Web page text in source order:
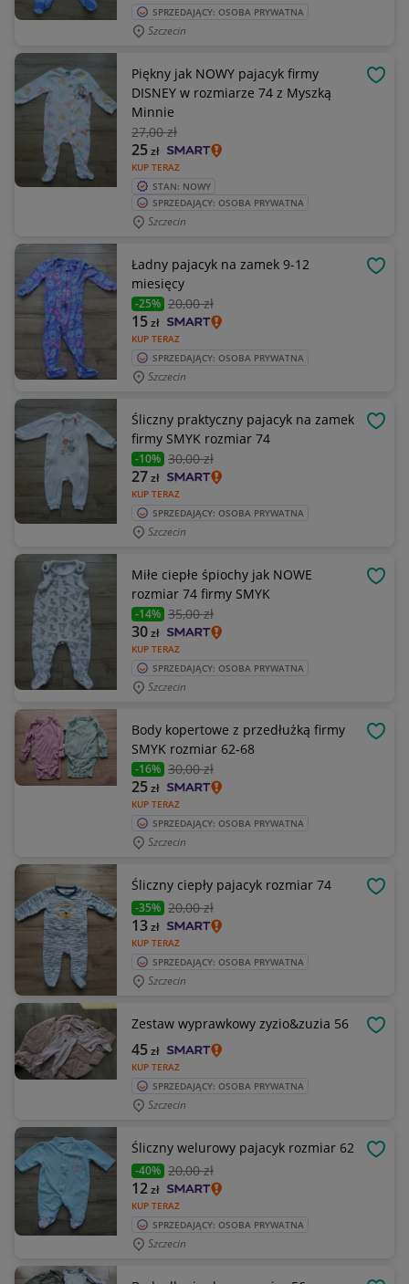
SPRZEDAJĄCY: OSOBA PRYWATNA
Szczecin
Piękny jak NOWY pajacyk firmy
DISNEY w rozmiarze 74 z Myszką
Minnie
27,00 zł
KUP TERAZ
25zł
STAN: NOWY
SPRZEDAJĄCY: OSOBA PRYWATNA
Szczecin
Ładny pajacyk na zamek 9-12
miesięcy
-25% 20,00 zł
KUP TERAZ
15zł
SPRZEDAJĄCY: OSOBA PRYWATNA
Szczecin
Śliczny praktyczny pajacyk na zamek
firmy SMYK rozmiar 74
-10% 30,00 zł
KUP TERAZ
27zł
SPRZEDAJĄCY: OSOBA PRYWATNA
Szczecin
Miłe ciepłe śpiochy jak NOWE
rozmiar 74 firmy SMYK
-14% 35,00 zł
KUP TERAZ
30zł
SPRZEDAJĄCY: OSOBA PRYWATNA
Szczecin
Body kopertowe z przedłużką firmy
SMYK rozmiar 62-68
-16% 30,00 zł
KUP TERAZ
25zł
SPRZEDAJĄCY: OSOBA PRYWATNA
Szczecin
Śliczny ciepły pajacyk rozmiar 74
-35% 20,00 zł
KUP TERAZ
13zł
SPRZEDAJĄCY: OSOBA PRYWATNA
Szczecin
Zestaw wyprawkowy zyzio&zuzia 56
KUP TERAZ
45zł
SPRZEDAJĄCY: OSOBA PRYWATNA
Szczecin
Śliczny welurowy pajacyk rozmiar 62
-40% 20,00 zł
KUP TERAZ
12zł
SPRZEDAJĄCY: OSOBA PRYWATNA
Szczecin